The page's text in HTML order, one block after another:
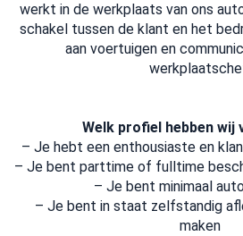
werkt in de werkplaats van ons
schakel tussen de klant en het
aan voertuigen en
Welk profiel hebben wij
– Je hebt een enthousiaste en
– Je bent parttime of fulltime
– Je bent minimaal
– Je bent in staat zelfstandig
maken